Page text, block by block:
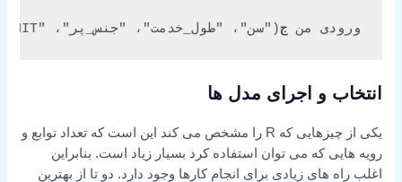
ورودی من ج( "سن"، "طول_خدمت"، "جنس_پر"، "STATUS_YEAR"، "BUSINESS_UNIT"
انتخاب و اجرای مدل ها
یکی از چیزهایی که R را مشخص می کند این است که تعداد توابع و
رویه هایی که می توان استفاده کرد بسیار زیاد است. بنابراین
اغلب راه های زیادی برای انجام کارها وجود دارد. دو تا از بهترین